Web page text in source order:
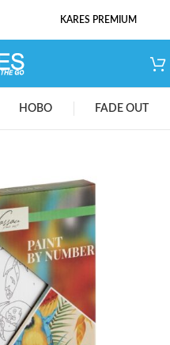
KARES PREMIUM
НОВО FADE OUT